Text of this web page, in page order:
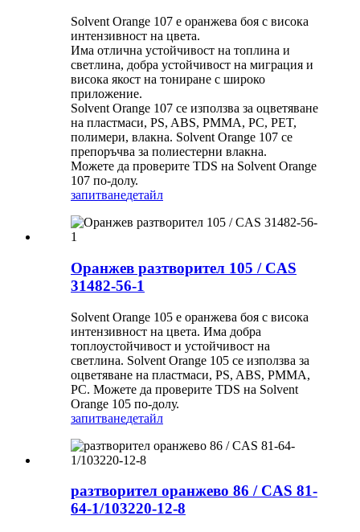
Solvent Orange 107 е оранжева боя с висока
интензивност на цвета.
Има отлична устойчивост на топлина и
светлина, добра устойчивост на миграция и
висока якост на тониране с широко
приложение.
Solvent Orange 107 се използва за оцветяване
на пластмаси, PS, ABS, PMMA, PC, PET,
полимери, влакна. Solvent Orange 107 се
препоръчва за полиестерни влакна.
Можете да проверите TDS на Solvent Orange
107 по-долу.
запитванедетайл
Оранжев разтворител 105 / CAS
31482-56-1
Solvent Orange 105 е оранжева боя с висока
интензивност на цвета. Има добра
топлоустойчивост и устойчивост на
светлина. Solvent Orange 105 се използва за
оцветяване на пластмаси, PS, ABS, PMMA,
PC. Можете да проверите TDS на Solvent
Orange 105 по-долу.
запитванедетайл
разтворител оранжево 86 / CAS 81-
64-1/103220-12-8